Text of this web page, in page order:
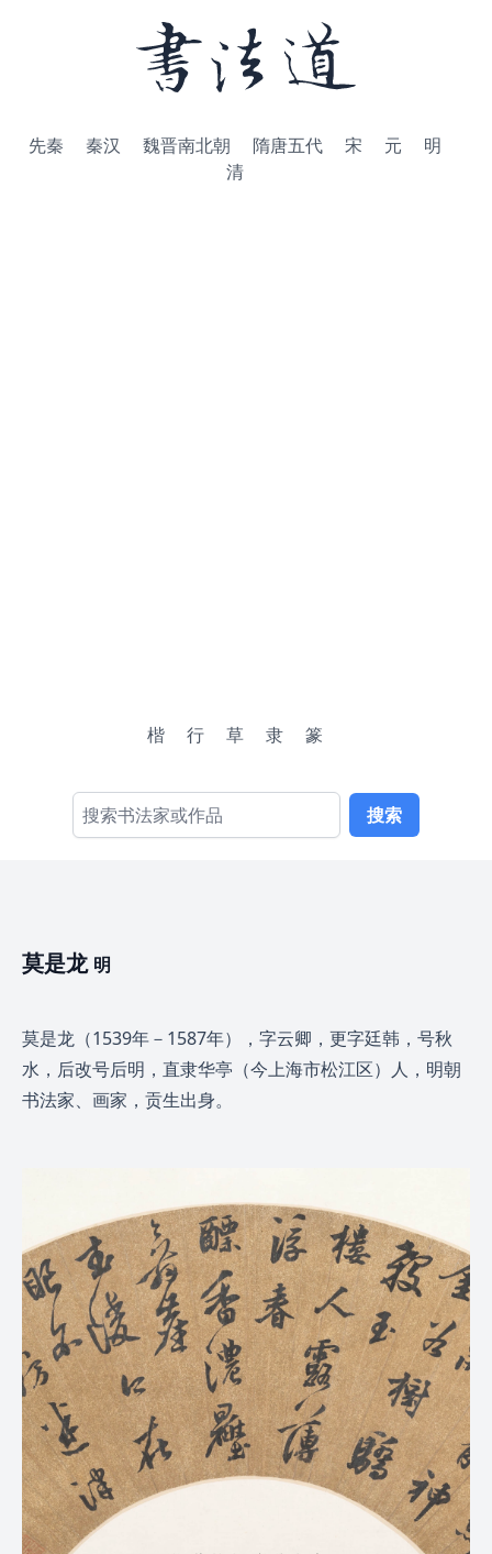
先秦 秦汉 魏晋南北朝 隋唐五代 宋 元
明
清
楷 行 草 隶 篆
搜索
莫是龙 明
莫是龙（1539年－1587年），字云卿，更字廷韩，号秋
水，后改号后明，直隶华亭（今上海市松江区）人，明朝
书法家、画家，贡生出身。